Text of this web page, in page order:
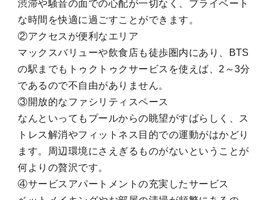
渋滞や騒音の面での心配が一切なく、プライベート
な時間を快適に過ごすことができます。
②アクセスが便利なエリア
マックスバリューや飲食店も徒歩圏内にあり、BTS
の駅までもトゥクトゥクサービスを使えば、2～3分
であるので不自由がありません。
③開放的なファシリティスペース
なんといってもプールからの眺望がすばらしく、ス
トレス解消やフィットネス目的での運動がはかどり
ます。周辺環境にさえぎるものがないということが
何よりの贅沢です。
④サービスアパートメントの充実したサービス